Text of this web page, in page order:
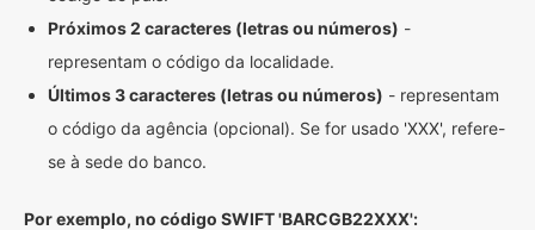
Próximos 2 caracteres (letras ou números) -
representam o código da localidade.
Últimos 3 caracteres (letras ou números) - representam
o código da agência (opcional). Se for usado 'XXX', refere-
se à sede do banco.
Por exemplo, no código SWIFT 'BARCGB22XXX':